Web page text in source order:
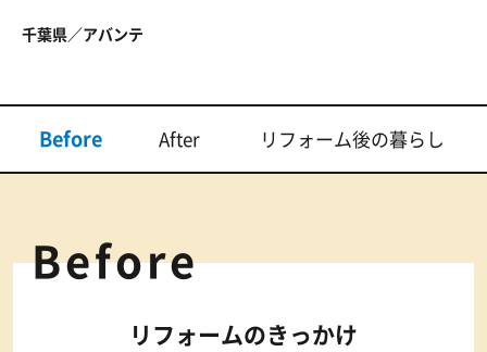
千葉県／アバンテ
Before After リフォーム後の暮らし
Before
リフォームのきっかけ